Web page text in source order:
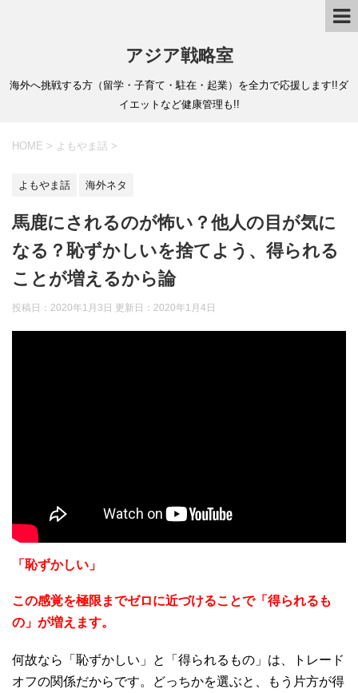
アジア戦略室
海外へ挑戦する方（留学・子育て・駐在・起業）を全力で応援します!!ダ
イエットなど健康管理も!!
HOME > よもやま話 >
よもやま話 海外ネタ
馬鹿にされるのが怖い？他人の目が気に
なる？恥ずかしいを捨てよう、得られる
ことが増えるから論
投稿日：2020年1月3日 更新日： 2020年1月4日
「恥ずかしい」
この感覚を極限までゼロに近づけることで「得られるも
の」が増えます。
何故なら「恥ずかしい」と「得られるもの」は、トレード
オフの関係だからです。どっちかを選ぶと、もう片方が得